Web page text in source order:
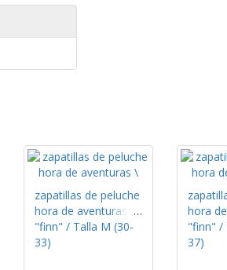
zapatillas de peluche
hora de aventuras
"finn" / Talla M (30-
33)
hora
"finn" /
37)